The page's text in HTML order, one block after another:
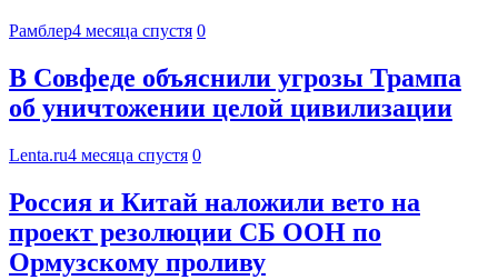
Рамблер4 месяца спустя 0
В Совфеде объяснили угрозы Трампа
об уничтожении целой цивилизации
Lenta.ru4 месяца спустя 0
Россия и Китай наложили вето на
проект резолюции СБ ООН по
Ормузскому проливу